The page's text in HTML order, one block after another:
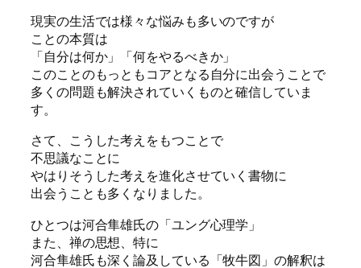
現実の生活では様々な悩みも多いのですが
ことの本質は
「自分は何か」「何をやるべきか」
このことのもっともコアとなる自分に出会うことで
多くの問題も解決されていくものと確信していま
す。
さて、こうした考えをもつことで
不思議なことに
やはりそうした考えを進化させていく書物に
出会うことも多くなりました。
ひとつは河合隼雄氏の「ユング心理学」
また、禅の思想、特に
河合隼雄氏も深く論及している「牧牛図」の解釈は